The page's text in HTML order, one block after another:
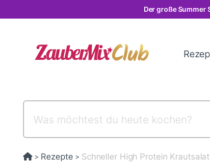
zum
Der große Summer
> Rezepte > Schneller High Protein